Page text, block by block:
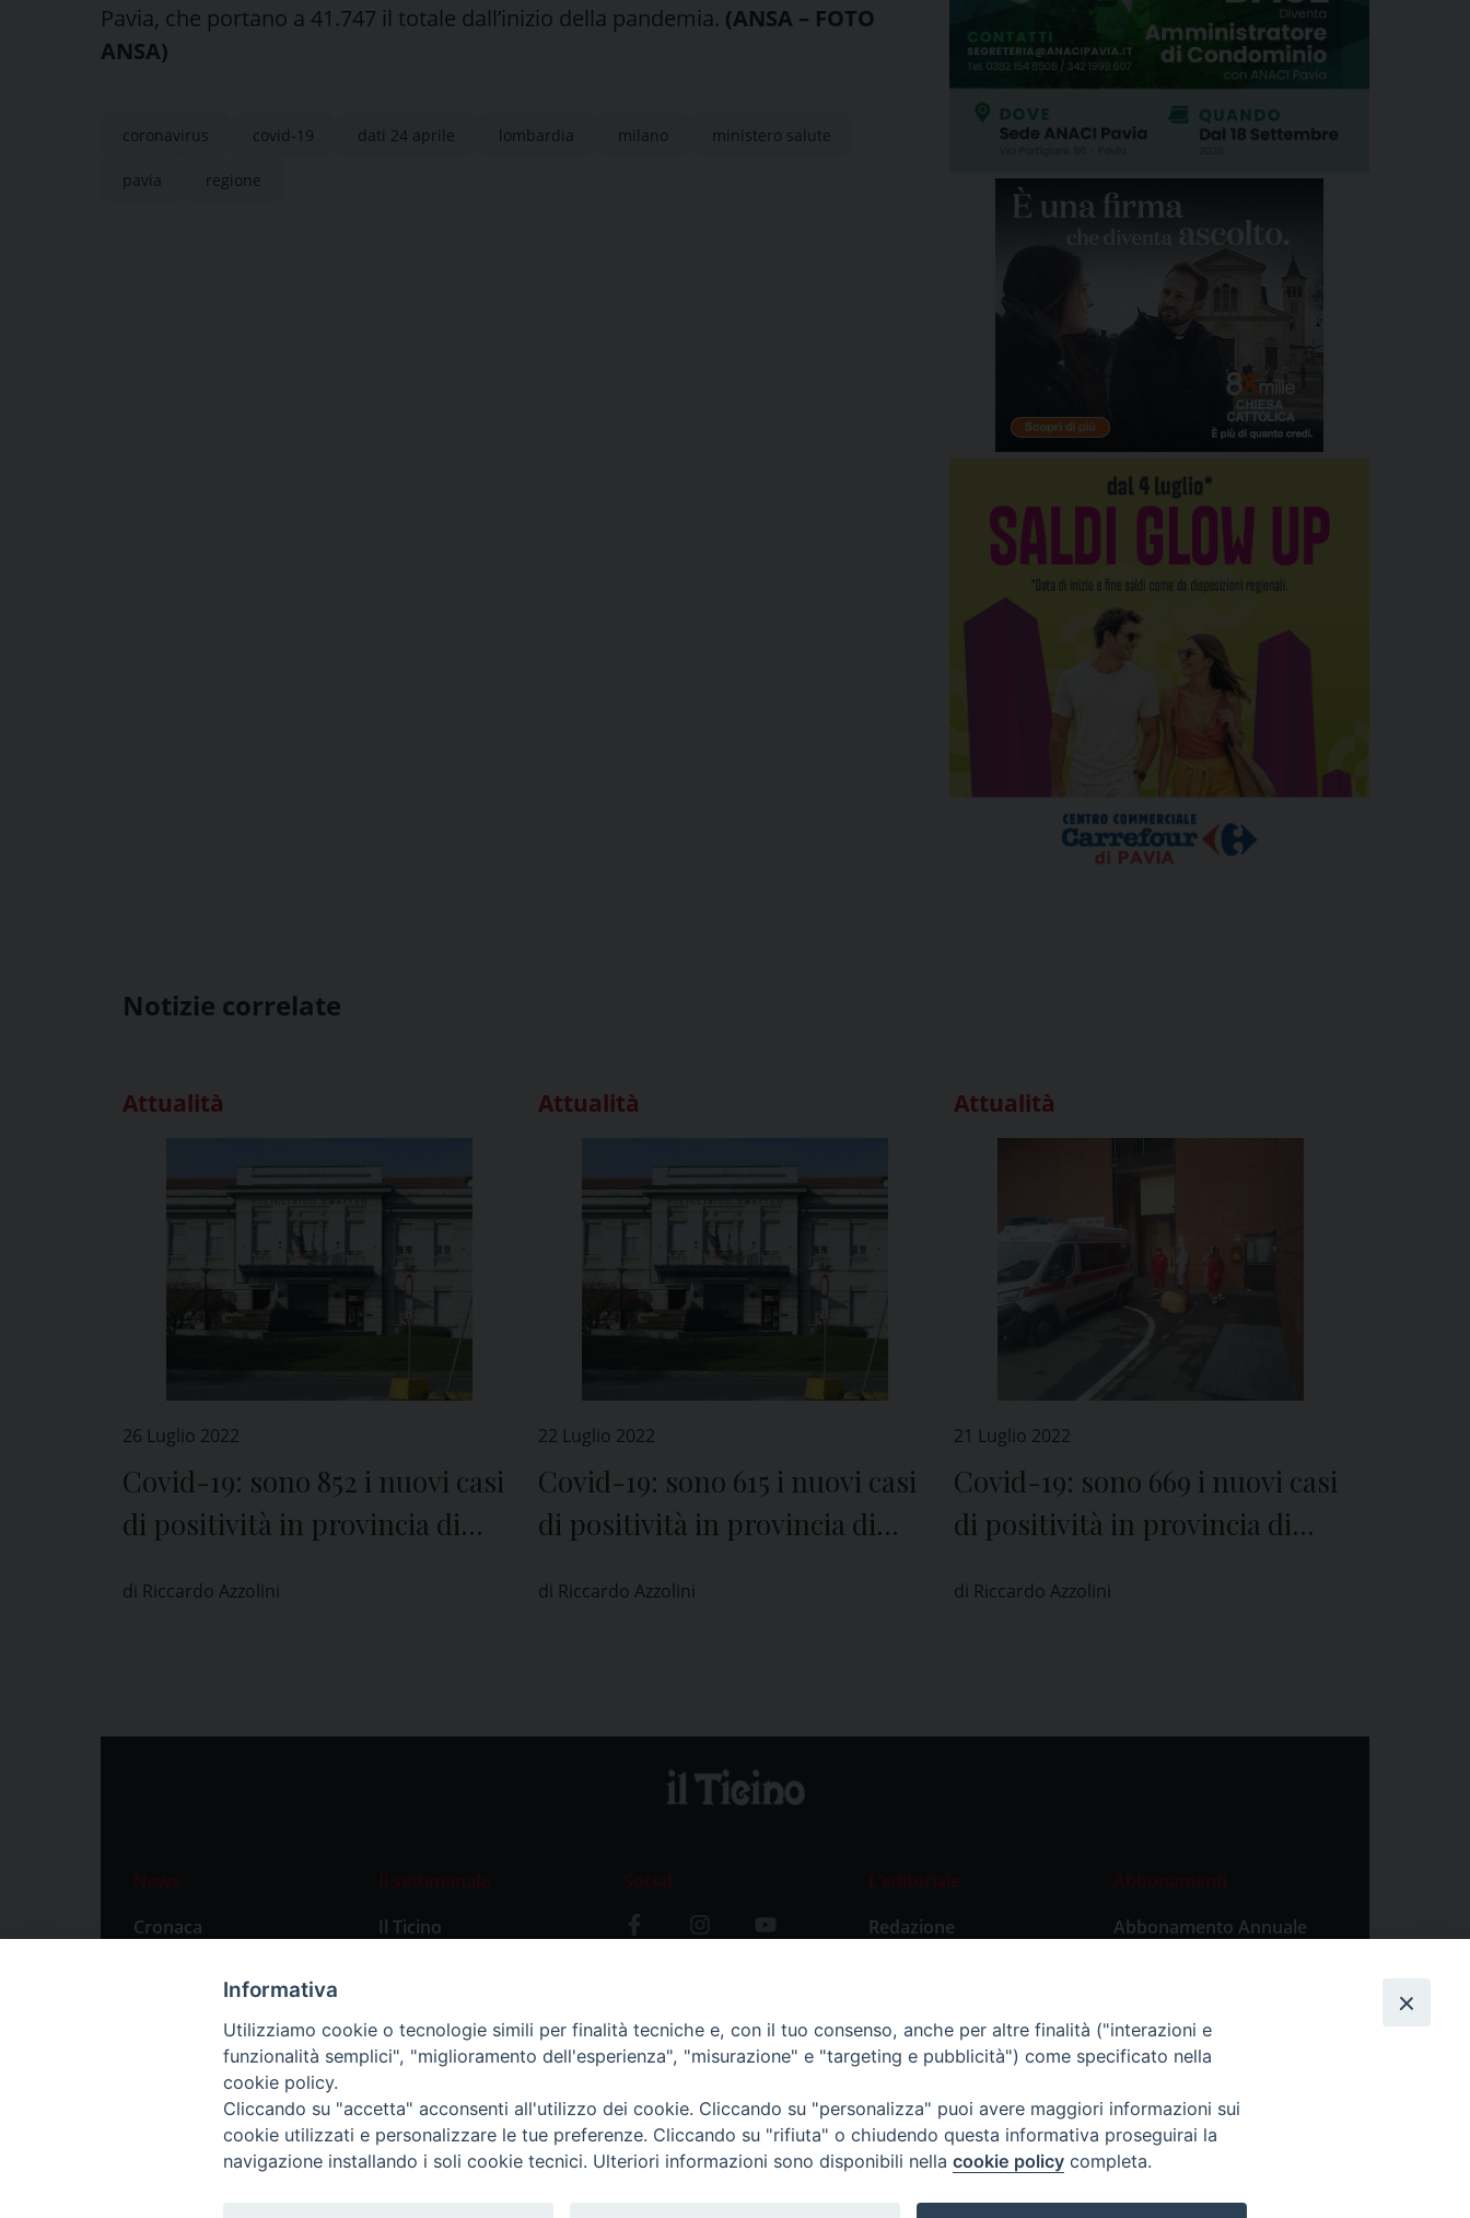
Pavia, che portano a 41.747 il totale dall’inizio della pandemia. (ANSA – FOTO
ANSA)
coronavirus covid-19 dati 24 aprile lombardia milano ministero salute
pavia regione
Notizie correlate
Attualità
26 Luglio 2022
Covid-19: sono 852 i nuovi casi
di positività in provincia di
di Riccardo Azzolini
Attualità
22 Luglio 2022
Covid-19: sono 615 i nuovi casi
di positività in provincia di
di Riccardo Azzolini
Attualità
21 Luglio 2022
Covid-19: sono 669 i nuovi casi
di positività in provincia di
di Riccardo Azzolini
News
Cronaca
Primo Piano
Il settimanale
Il Ticino
Social
L’editoriale
Redazione
Abbonamenti
Abbonamento Annuale
Abbonamento Singola
Informativa
Utilizziamo cookie o tecnologie simili per finalità tecniche e, con il tuo consenso, anche per altre finalità ("interazioni e
funzionalità semplici", "miglioramento dell'esperienza", "misurazione" e "targeting e pubblicità") come specificato nella
cookie policy.
Cliccando su "accetta" acconsenti all'utilizzo dei cookie. Cliccando su "personalizza" puoi avere maggiori informazioni sui
cookie utilizzati e personalizzare le tue preferenze. Cliccando su "rifiuta" o chiudendo questa informativa proseguirai la
navigazione installando i soli cookie tecnici. Ulteriori informazioni sono disponibili nella cookie policy completa.